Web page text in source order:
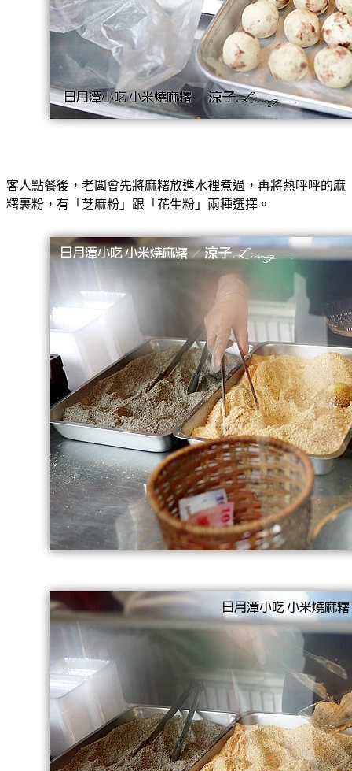
客人點餐後，老闆會先將麻糬放進水裡煮過，再將熱呼呼的麻
糬裹粉，有「芝麻粉」跟「花生粉」兩種選擇。